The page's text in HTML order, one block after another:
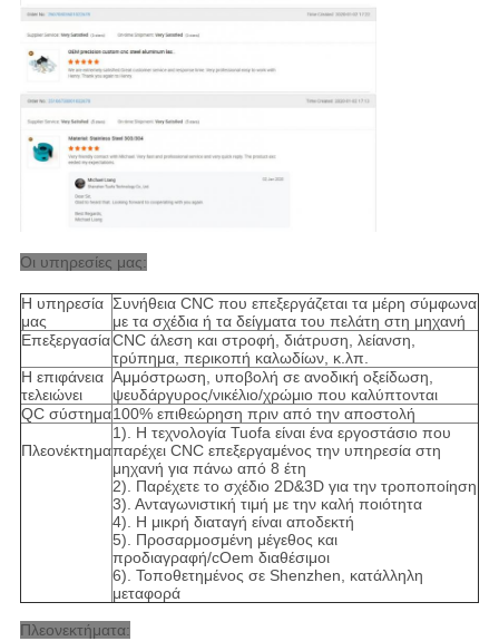
Οι υπηρεσίες μας:
Η υπηρεσία
μας
Συνήθεια CNC που επεξεργάζεται τα μέρη σύμφωνα
με τα σχέδια ή τα δείγματα του πελάτη στη μηχανή
ΕπεξεργασίαCNC άλεση και στροφή, διάτρυση, λείανση,
τρύπημα, περικοπή καλωδίων, κ.λπ.
Η επιφάνεια
τελειώνει
Αμμόστρωση, υποβολή σε ανοδική οξείδωση,
ψευδάργυρος/νικέλιο/χρώμιο που καλύπτονται
QC σύστημα100% επιθεώρηση πριν από την αποστολή
Πλεονέκτημα
1). Η τεχνολογία Tuofa είναι ένα εργοστάσιο που
παρέχει CNC επεξεργαμένος την υπηρεσία στη
μηχανή για πάνω από 8 έτη
2). Παρέχετε το σχέδιο 2D&3D για την τροποποίηση
3). Ανταγωνιστική τιμή με την καλή ποιότητα
4). Η μικρή διαταγή είναι αποδεκτή
5). Προσαρμοσμένη μέγεθος και
προδιαγραφή/cOem διαθέσιμοι
6). Τοποθετημένος σε Shenzhen, κατάλληλη
μεταφορά
Πλεονεκτήματα: